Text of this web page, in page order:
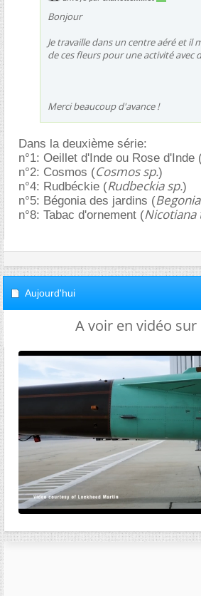
Bonjour
Je travaille dans un centre aéré et il
de ces fleurs pour une activité avec
Merci beaucoup d'avance !
Dans la deuxième série:
n°1: Oeillet d'Inde ou Rose d'Inde
n°2: Cosmos (Cosmos sp.)
n°4: Rudbéckie (Rudbeckia sp.)
n°5: Bégonia des jardins (
n°8: Tabac d'ornement (Nicotiana
Aujourd'hui
A voir en vidéo sur